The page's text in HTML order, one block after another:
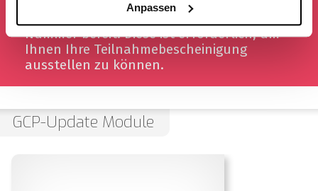
Anpassen
Wichtig: Halten Sie Ihre 15-stellige EFN-
Nummer bereit. Diese ist erforderlich, um
Ihnen Ihre Teilnahmebescheinigung
ausstellen zu können.
GCP-Update Module